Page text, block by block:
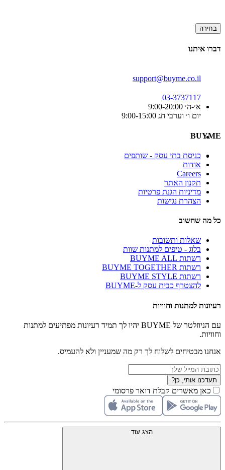
בחירה
דברו איתנו
support@buyme.co.il
03-3737117
א׳-ה׳ 9:00-20:00
יום ו׳ וערבי חג 9:00-15:00
BUYME
כניסת בתי עסק - שותפים
אודות
Careers
תקנון האתר
מדיניות הגנת פרטיות
הצהרת נגישות
כל מה שחשוב
שאלות ותשובות
בלוג - טיפים למתנות שוות
רשתות BUYME ALL
רשתות BUYME TOGETHER
רשתות BUYME STYLE
להצטרף כבית עסק ל-BUYME
רעיונות למתנות וחוויות
עם הניוזלטר של BUYME יהיו לך תמיד רעיונות מפתיעים למתנות
וחוויות.
אנחנו מבטיחים לשלוח לך רק מה שמעניין ולא להעמיס.
תעדכנו אותי, כן?
כאן מאשרים קבלת דואר פרסומי
הצג עוד